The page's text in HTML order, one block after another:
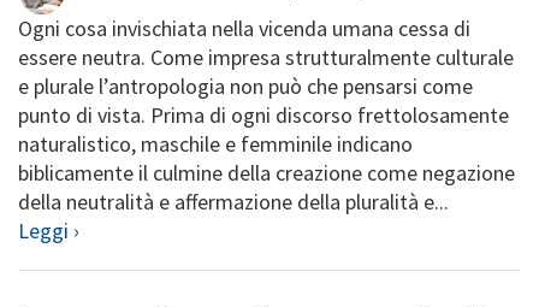
Ogni cosa invischiata nella vicenda umana cessa di
essere neutra. Come impresa strutturalmente culturale
e plurale l’antropologia non può che pensarsi come
punto di vista. Prima di ogni discorso frettolosamente
naturalistico, maschile e femminile indicano
biblicamente il culmine della creazione come negazione
della neutralità e affermazione della pluralità e...
Leggi ›